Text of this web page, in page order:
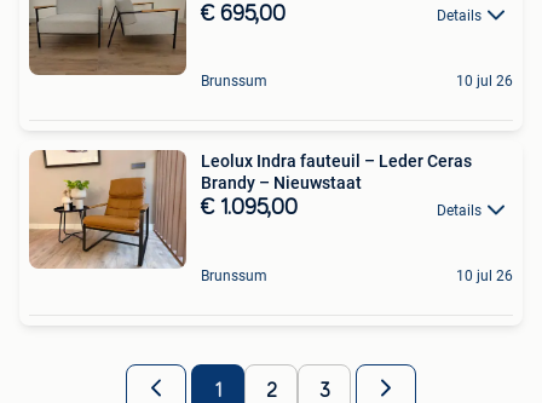
€ 695,00 Details
Brunssum 10 jul 26
Leolux Indra fauteuil – Leder Ceras
Brandy – Nieuwstaat
€ 1.095,00 Details
Brunssum 10 jul 26
1 2 3